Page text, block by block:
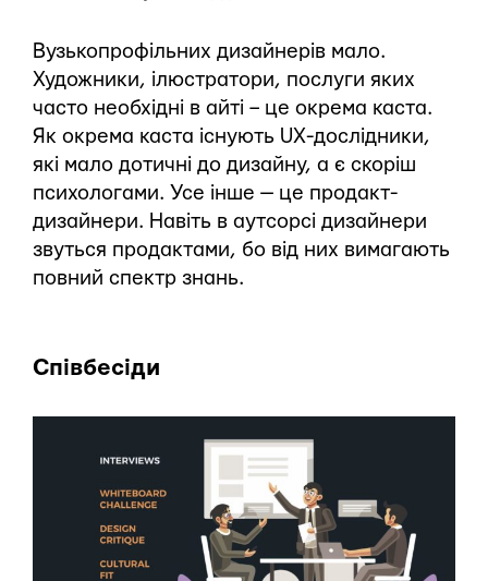
Вузькопрофільних дизайнерів мало.
Художники, ілюстратори, послуги яких
часто необхідні в айті – це окрема каста.
Як окрема каста існують UX-дослідники,
які мало дотичні до дизайну, а є скоріш
психологами. Усе інше — це продакт-
дизайнери. Навіть в аутсорсі дизайнери
звуться продактами, бо від них вимагають
повний спектр знань.
Співбесіди